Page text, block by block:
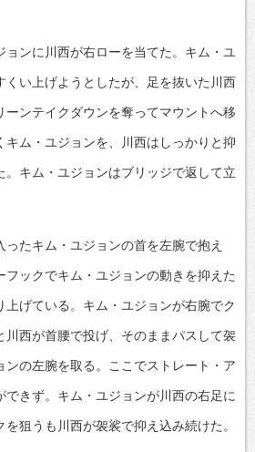
ョンに川西が右ローを当てた。キム・ユ
くい上げようとしたが、足を抜いた川西
ーンテイクダウンを奪ってマウントへ移
キム・ユジョンを、川西はしっかりと抑
。キム・ユジョンはブリッジで返して立
ったキム・ユジョンの首を左腕で抱え
フックでキム・ユジョンの動きを抑えた
上げている。キム・ユジョンが右腕でク
川西が首腰で投げ、そのままパスして袈
ンの左腕を取る。ここでストレート・ア
できず。キム・ユジョンが川西の右足に
狙うも川西が袈裟で抑え込み続けた。